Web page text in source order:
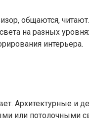
общаются,
на разных
интерьера.
Архитектурные и
или потолочными